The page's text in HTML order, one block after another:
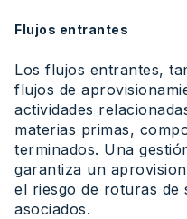
Flujos entrantes
Los flujos entrantes,
flujos de
actividades
materias primas,
terminados. Una
garantiza un
el riesgo de roturas de
asociados.